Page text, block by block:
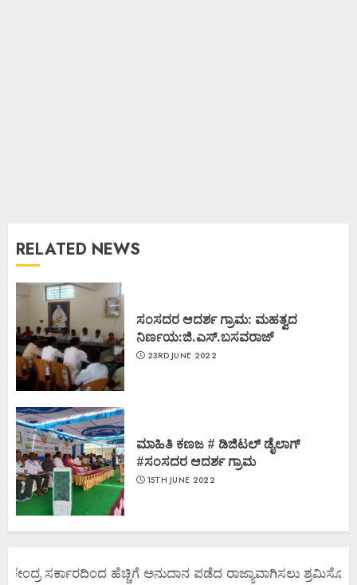
RELATED NEWS
ಸಂಸದರ ಆದರ್ಶ ಗ್ರಾಮ: ಮಹತ್ವದ
ನಿರ್ಣಯ:ಜಿ.ಎಸ್.ಬಸವರಾಜ್
23RD JUNE 2022
ಮಾಹಿತಿ ಕಣಜ # ಡಿಜಿಟಲ್ ಡೈಲಾಗ್
#ಸಂಸದರ ಆದರ್ಶ ಗ್ರಾಮ
15TH JUNE 2022
ಕೇಂದ್ರ ಸರ್ಕಾರದಿಂದ ಹೆಚ್ಚಿಗೆ ಅನುದಾನ ಪಡೆದ ರಾಜ್ಯಾವಾಗಿಸಲು ಶ್ರಮಿಸೋಣ